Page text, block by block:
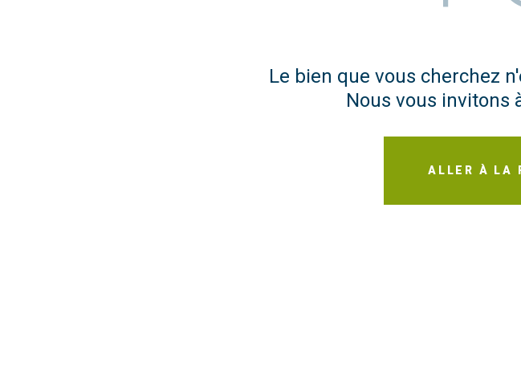
Le bien que vous cherchez
Nous vous invitons
ALLER À LA